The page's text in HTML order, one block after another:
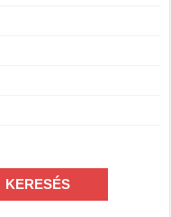
KERESÉS